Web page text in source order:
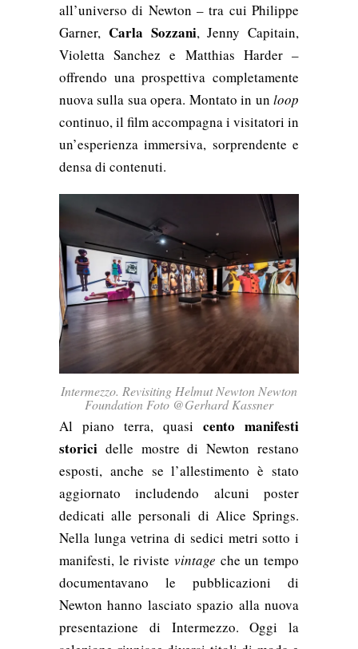
all’universo di Newton – tra cui Philippe
Garner, Carla Sozzani, Jenny Capitain,
Violetta Sanchez e Matthias Harder –
offrendo una prospettiva completamente
nuova sulla sua opera. Montato in un loop
continuo, il film accompagna i visitatori in
un’esperienza immersiva, sorprendente e
densa di contenuti.
Intermezzo. Revisiting Helmut Newton Newton
Foundation Foto @Gerhard Kassner
Al piano terra, quasi cento manifesti
storici delle mostre di Newton restano
esposti, anche se l’allestimento è stato
aggiornato includendo alcuni poster
dedicati alle personali di Alice Springs.
Nella lunga vetrina di sedici metri sotto i
manifesti, le riviste vintage che un tempo
documentavano le pubblicazioni di
Newton hanno lasciato spazio alla nuova
presentazione di Intermezzo. Oggi la